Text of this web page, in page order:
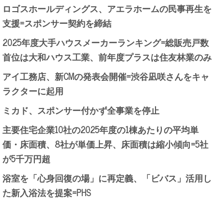
ロゴスホールディングス、アエラホームの民事再生を
支援=スポンサー契約を締結
2025年度大手ハウスメーカーランキング=総販売戸数
首位は大和ハウス工業、前年度プラスは住友林業のみ
アイ工務店、新CMの発表会開催=渋谷凪咲さんをキャ
ラクターに起用
ミカド、スポンサー付かず全事業を停止
主要住宅企業10社の2025年度の1棟あたりの平均単
価・床面積、8社が単価上昇、床面積は縮小傾向=5社
が5千万円超
浴室を「心身回復の場」に再定義、「ビバス」活用し
た新入浴法を提案=PHS